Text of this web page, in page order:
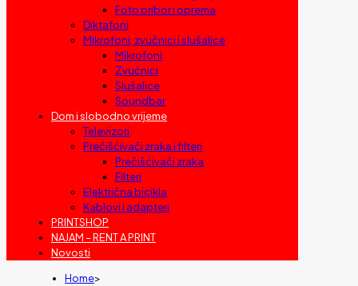
Foto pribor i oprema
Diktafoni
Mikrofoni, zvučnici i slušalice
Mikrofoni
Zvučnici
Slušalice
Soundbar
Dom i slobodno vrijeme
Televizori
Prečišćivači zraka i filteri
Prečišćivači zraka
Filteri
Električna bicikla
Kablovi i adapteri
PRINTSHOP
NAJAM – RENT A PRINT
Novosti
Home>